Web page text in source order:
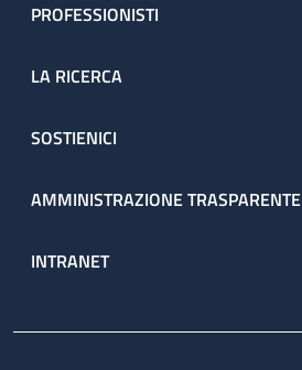
PROFESSIONISTI
LA RICERCA
SOSTIENICI
AMMINISTRAZIONE TRASPARENTE
INTRANET